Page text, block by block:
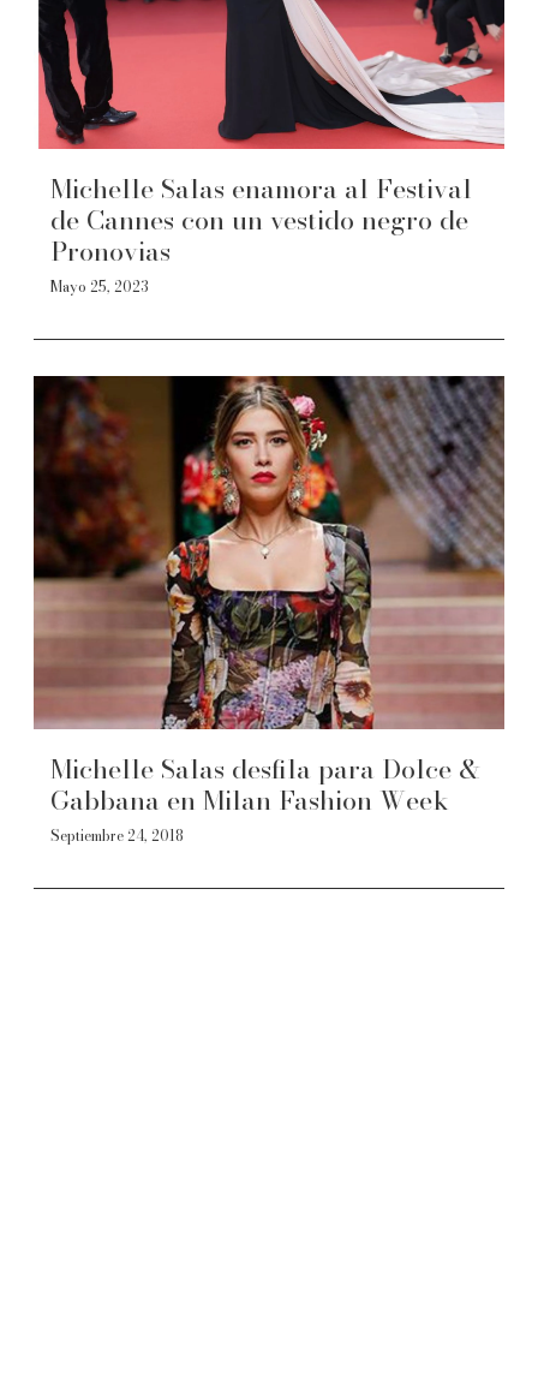
Michelle Salas enamora al Festival
de Cannes con un vestido negro de
Pronovias
Mayo 25, 2023
Michelle Salas desfila para Dolce &
Gabbana en Milan Fashion Week
Septiembre 24, 2018